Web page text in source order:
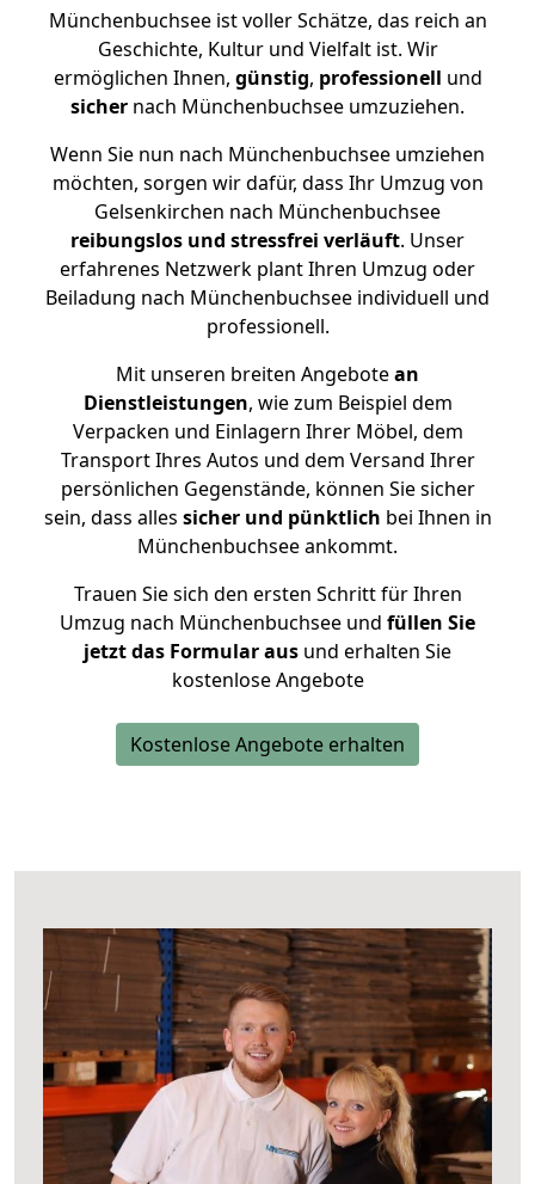
Münchenbuchsee ist voller Schätze, das reich an
Geschichte, Kultur und Vielfalt ist. Wir
ermöglichen Ihnen, günstig, professionell und
sicher nach Münchenbuchsee umzuziehen.
Wenn Sie nun nach Münchenbuchsee umziehen
möchten, sorgen wir dafür, dass Ihr Umzug von
Gelsenkirchen nach Münchenbuchsee
reibungslos und stressfrei verläuft. Unser
erfahrenes Netzwerk plant Ihren Umzug oder
Beiladung nach Münchenbuchsee individuell und
professionell.
Mit unseren breiten Angebotean
Dienstleistungen, wie zum Beispiel dem
Verpacken und Einlagern Ihrer Möbel, dem
Transport Ihres Autos und dem Versand Ihrer
persönlichen Gegenstände, können Sie sicher
sein, dass alles sicher und pünktlich bei Ihnen in
Münchenbuchsee ankommt.
Trauen Sie sich den ersten Schritt für Ihren
Umzug nach Münchenbuchsee und füllen Sie
jetzt das Formular aus und erhalten Sie
kostenlose Angebote
Kostenlose Angebote erhalten